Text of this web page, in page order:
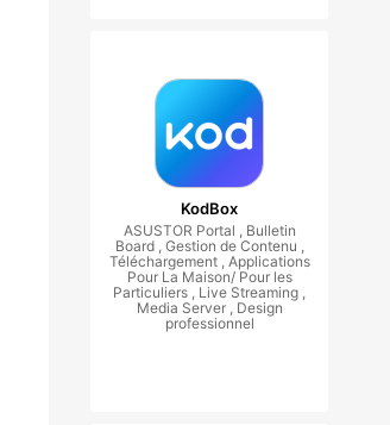
KodBox
ASUSTOR Portal , Bulletin
Board , Gestion de Contenu ,
Téléchargement , Applications
Pour La Maison/ Pour les
Particuliers , Live Streaming ,
Media Server , Design
professionnel